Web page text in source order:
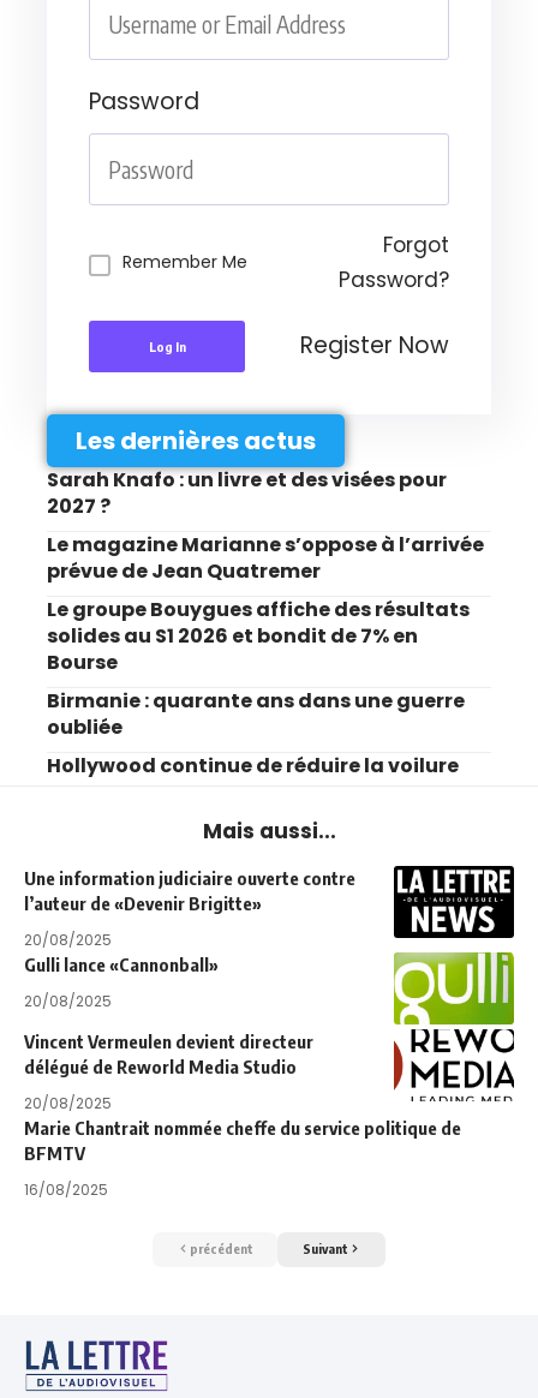
Password
Remember Me
Forgot
Password?
Log In Register Now
Les dernières actus
Sarah Knafo : un livre et des visées pour
2027 ?
Le magazine Marianne s’oppose à l’arrivée
prévue de Jean Quatremer
Le groupe Bouygues affiche des résultats
solides au S1 2026 et bondit de 7% en
Bourse
Birmanie : quarante ans dans une guerre
oubliée
Hollywood continue de réduire la voilure
Mais aussi...
Une information judiciaire ouverte contre
l’auteur de «Devenir Brigitte»
20/08/2025
Gulli lance «Cannonball»
20/08/2025
Vincent Vermeulen devient directeur
délégué de Reworld Media Studio
20/08/2025
Marie Chantrait nommée cheffe du service politique de
BFMTV
16/08/2025
précédent Suivant